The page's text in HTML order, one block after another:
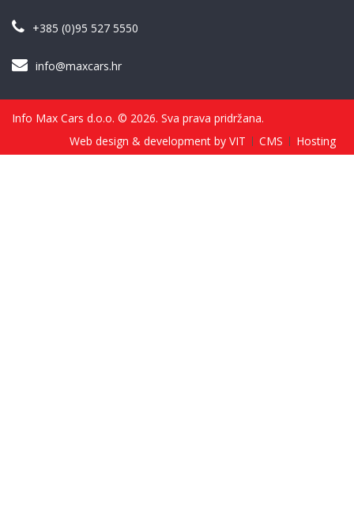
+385 (0)95 527 5550
info@maxcars.hr
Info Max Cars d.o.o. © 2026. Sva prava pridržana.
Web design & development by VIT
CMS Hosting